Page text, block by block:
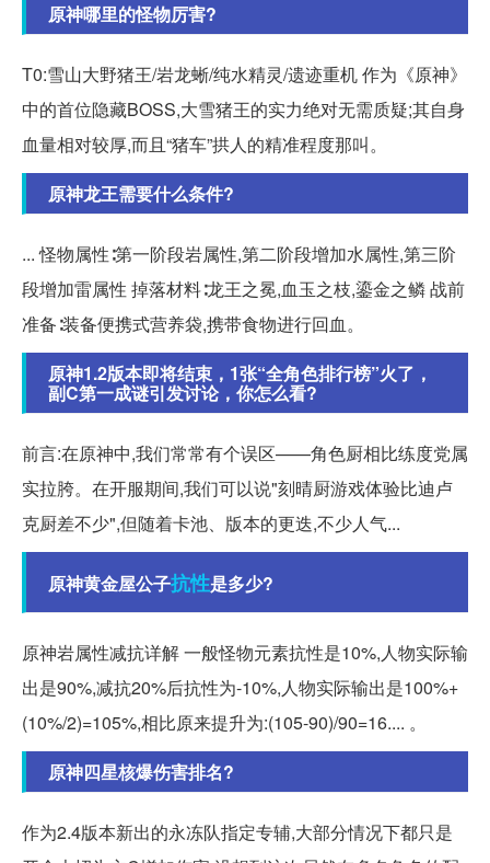
原神哪里的怪物厉害?
T0:雪山大野猪王/岩龙蜥/纯水精灵/遗迹重机 作为《原神》
中的首位隐藏BOSS,大雪猪王的实力绝对无需质疑;其自身
血量相对较厚,而且“猪车”拱人的精准程度那叫。
原神龙王需要什么条件?
... 怪物属性∶第一阶段岩属性,第二阶段增加水属性,第三阶
段增加雷属性 掉落材料∶龙王之冕,血玉之枝,鎏金之鳞 战前
准备∶装备便携式营养袋,携带食物进行回血。
原神1.2版本即将结束，1张“全角色排行榜”火了，
副C第一成谜引发讨论，你怎么看?
前言:在原神中,我们常常有个误区——角色厨相比练度党属
实拉胯。在开服期间,我们可以说"刻晴厨游戏体验比迪卢
克厨差不少",但随着卡池、版本的更迭,不少人气...
原神黄金屋公子抗性是多少?
原神岩属性减抗详解 一般怪物元素抗性是10%,人物实际输
出是90%,减抗20%后抗性为-10%,人物实际输出是100%+
(10%/2)=105%,相比原来提升为:(105-90)/90=16.... 。
原神四星核爆伤害排名?
作为2.4版本新出的永冻队指定专辅,大部分情况下都只是